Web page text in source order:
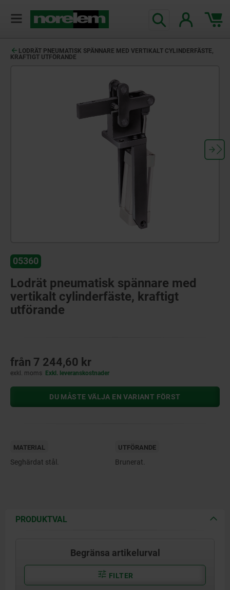
LODRÄT PNEUMATISK SPÄNNARE MED VERTIKALT CYLINDERFÄSTE,
KRAFTIGT UTFÖRANDE
05360
Lodrät pneumatisk spännare med
vertikalt cylinderfäste, kraftigt
utförande
från 7 244,60 kr
exkl. moms Exkl. leveranskostnader
DU MÅSTE VÄLJA EN VARIANT FÖRST
MATERIAL
Seghärdat stål.
UTFÖRANDE
Brunerat.
PRODUKTVAL
Begränsa artikelurval
FILTER